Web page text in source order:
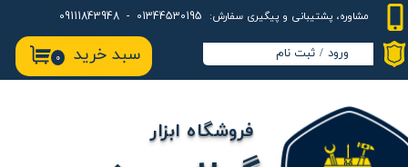
مشاوره، پشتیبانی و پیگیری سفارش:
۰ سبد خرید ورود / ثبت نام
حساب کاربری من
تغییر گذر واژه
سفارشات
خروج از حساب کاربری
فروشگاه ابزار